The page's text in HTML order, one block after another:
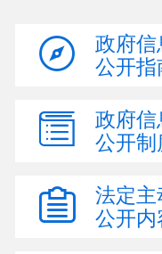
政府信
公开指
政府信
公开制
法定主
公开内